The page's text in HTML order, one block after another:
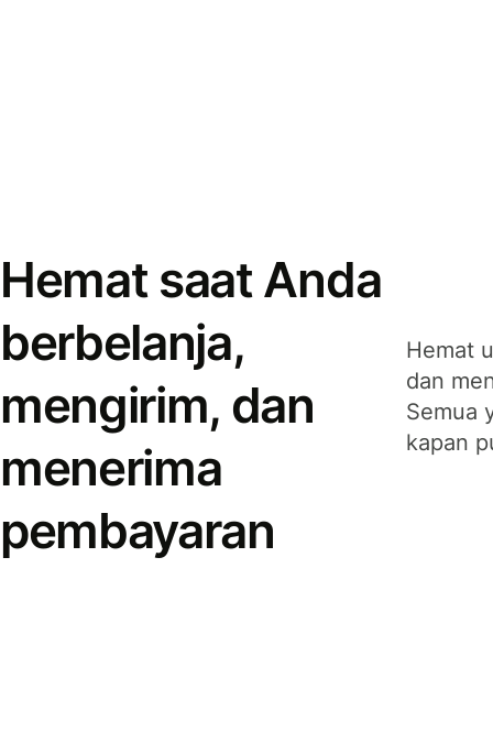
Hemat saat Anda
berbelanja,
mengirim, dan
menerima
pembayaran
Hemat
dan
Semua
kapan